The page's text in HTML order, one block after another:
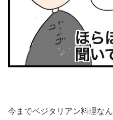
今までベジタリアン料理な